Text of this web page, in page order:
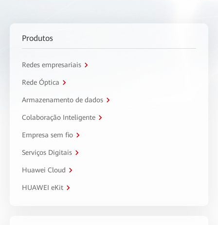
Produtos
Redes empresariais
Rede Óptica
Armazenamento de dados
Colaboração Inteligente
Empresa sem fio
Serviços Digitais
Huawei Cloud
HUAWEI eKit